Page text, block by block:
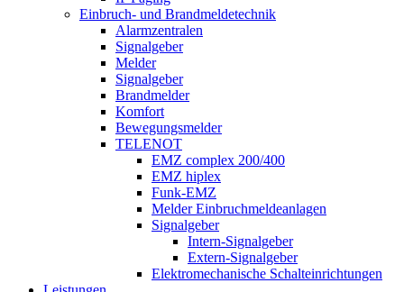
Einbruch- und Brandmeldetechnik
Alarmzentralen
Signalgeber
Melder
Signalgeber
Brandmelder
Komfort
Bewegungsmelder
TELENOT
EMZ complex 200/400
EMZ hiplex
Funk-EMZ
Melder Einbruchmeldeanlagen
Signalgeber
Intern-Signalgeber
Extern-Signalgeber
Elektromechanische Schalteinrichtungen